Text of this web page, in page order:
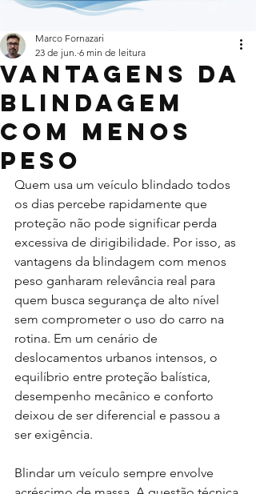
Vantagens da
blindagem
com menos
peso
Marco Fornazari
23 de jun. 6 min de leitura
Quem usa um veículo blindado todos
os dias percebe rapidamente que
proteção não pode significar perda
excessiva de dirigibilidade. Por isso, as
vantagens da blindagem com menos
peso ganharam relevância real para
quem busca segurança de alto nível
sem comprometer o uso do carro na
rotina. Em um cenário de
deslocamentos urbanos intensos, o
equilíbrio entre proteção balística,
desempenho mecânico e conforto
deixou de ser diferencial e passou a
ser exigência.
Blindar um veículo sempre envolve